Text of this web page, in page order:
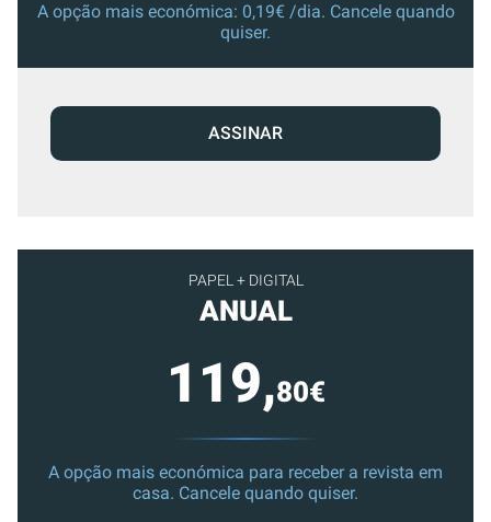
PAPEL + DIGITAL
ANUAL
119,80€
A opção mais económica para receber a revista em
casa. Cancele quando quiser.
A opção mais económica: 0,19€ /dia. Cancele quando
quiser.
ASSINAR